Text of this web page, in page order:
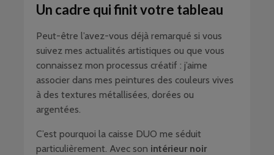
Un cadre qui finit votre tableau
Peut-être l’avez-vous déjà remarqué si vous
suivez mes actualités artistiques ou que vous
connaissez mon processus créatif : j’aime
associer dans mes peintures des couleurs vives
à des textures métallisées, dorées ou
argentées.
C’est pourquoi la caisse DUO me séduit
particulièrement. Avec son intérieur noir